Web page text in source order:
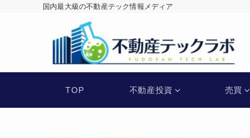
国内最大級の不動産テック情報メディア
不動産テックラボ
TOP 不動産投資 売買